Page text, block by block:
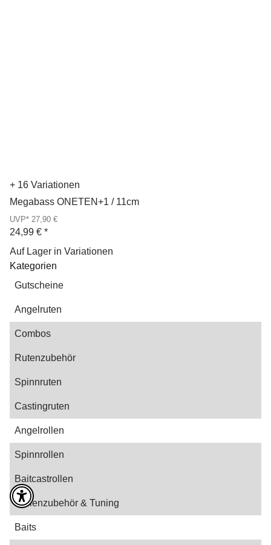
+ 16 Variationen
Megabass ONETEN+1 / 11cm
UVP* 27,90 €
24,99 € *
Auf Lager in Variationen
Kategorien
Gutscheine
Angelruten
Combos
Rutenzubehör
Spinnruten
Castingruten
Angelrollen
Spinnrollen
Baitcastrollen
Rollenzubehör & Tuning
Baits